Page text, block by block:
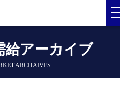
給アーカイブ
ARCHAIVES